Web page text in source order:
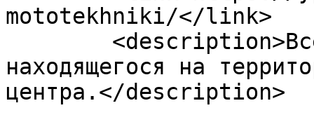
mototekhniki/</link>
находящегося на
центра.</description>